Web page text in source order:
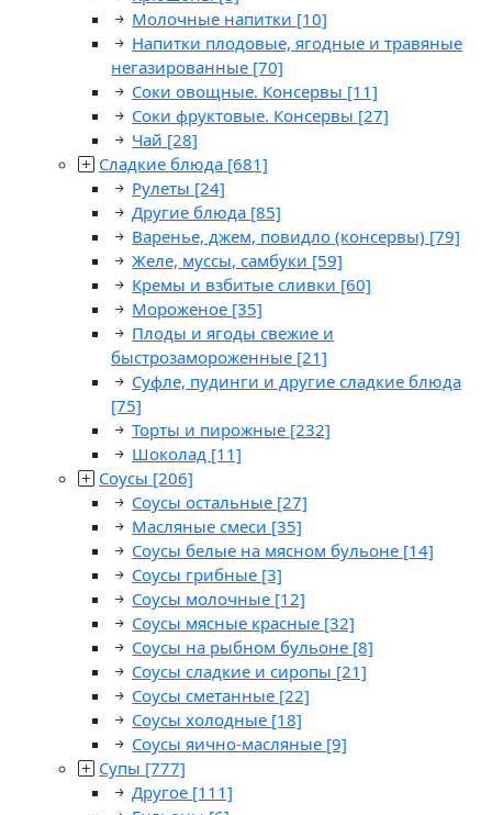
Молочные напитки [10]
Напитки плодовые, ягодные и травяные
негазированные [70]
Соки овощные. Консервы [11]
Соки фруктовые. Консервы [27]
Чай [28]
Сладкие блюда [681]
Рулеты [24]
Другие блюда [85]
Варенье, джем, повидло (консервы) [79]
Желе, муссы, самбуки [59]
Кремы и взбитые сливки [60]
Мороженое [35]
Плоды и ягоды свежие и
быстрозамороженные [21]
Суфле, пудинги и другие сладкие блюда
[75]
Торты и пирожные [232]
Шоколад [11]
Соусы [206]
Соусы остальные [27]
Масляные смеси [35]
Соусы белые на мясном бульоне [14]
Соусы грибные [3]
Соусы молочные [12]
Соусы мясные красные [32]
Соусы на рыбном бульоне [8]
Соусы сладкие и сиропы [21]
Соусы сметанные [22]
Соусы холодные [18]
Соусы яично-масляные [9]
Супы [777]
Другое [111]